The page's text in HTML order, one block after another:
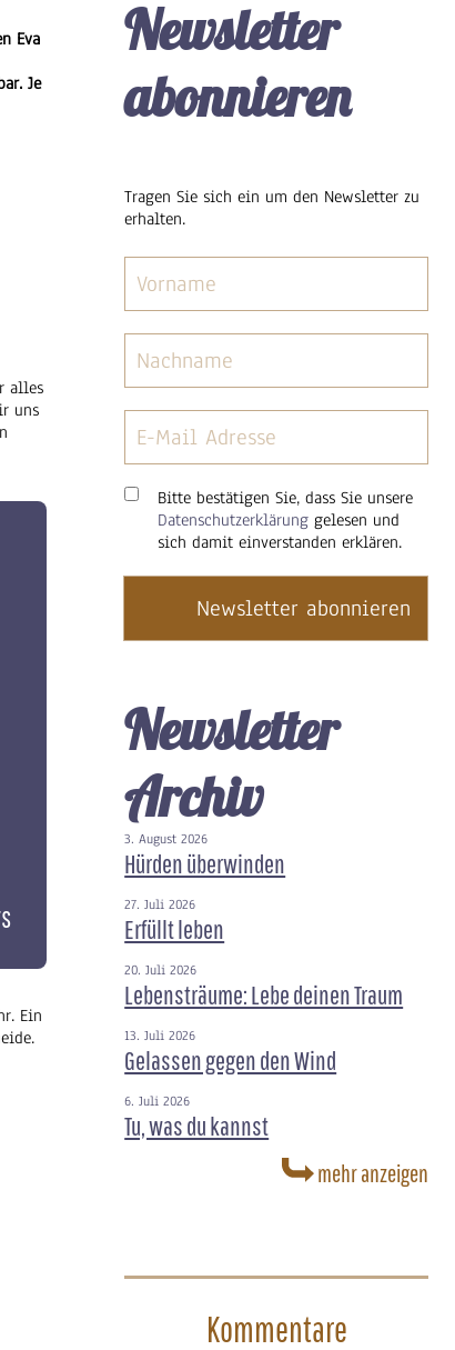
Eva
Je
alles
uns
Ein
Newsletter
abonnieren
Tragen Sie sich ein um den Newsletter zu
erhalten.
Bitte bestätigen Sie, dass Sie unsere
Datenschutzerklärung gelesen und
sich damit einverstanden erklären.
Newsletter
Archiv
3. August 2026
Hürden überwinden
27. Juli 2026
Erfüllt leben
20. Juli 2026
Lebensträume: Lebe deinen Traum
13. Juli 2026
Gelassen gegen den Wind
6. Juli 2026
Tu, was du kannst
mehr anzeigen
Kommentare